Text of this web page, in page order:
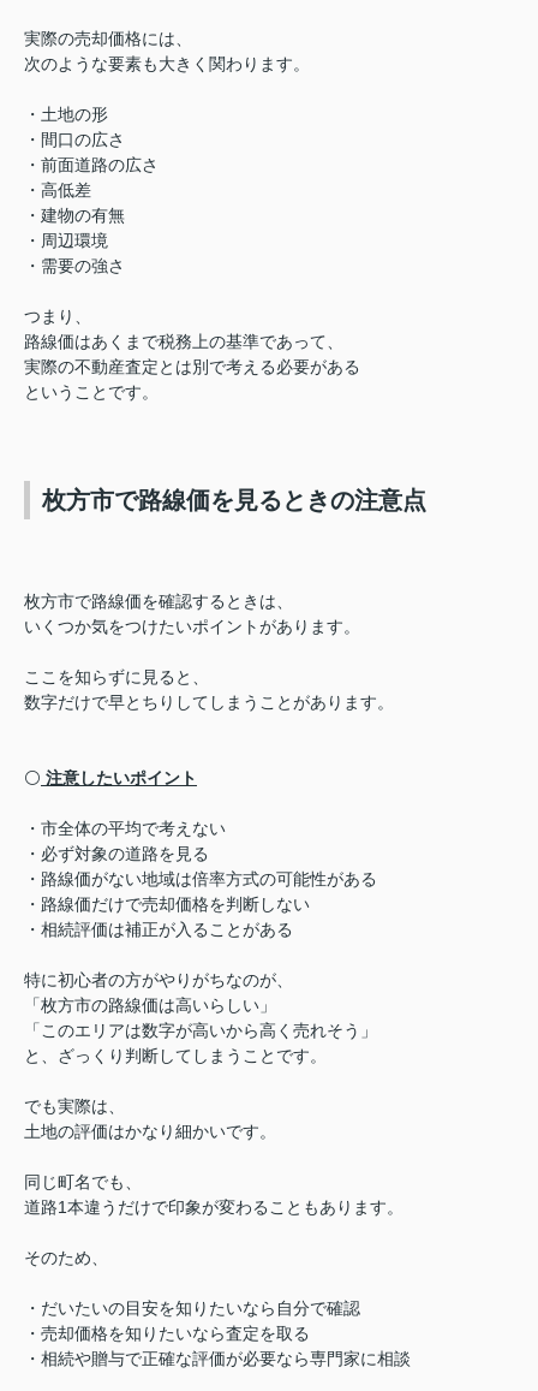
実際の売却価格には、
次のような要素も大きく関わります。
・土地の形
・間口の広さ
・前面道路の広さ
・高低差
・建物の有無
・周辺環境
・需要の強さ
つまり、
路線価はあくまで税務上の基準であって、
実際の不動産査定とは別で考える必要がある
ということです。
枚方市で路線価を見るときの注意点
枚方市で路線価を確認するときは、
いくつか気をつけたいポイントがあります。
ここを知らずに見ると、
数字だけで早とちりしてしまうことがあります。
⚪️ 注意したいポイント
・市全体の平均で考えない
・必ず対象の道路を見る
・路線価がない地域は倍率方式の可能性がある
・路線価だけで売却価格を判断しない
・相続評価は補正が入ることがある
特に初心者の方がやりがちなのが、
「枚方市の路線価は高いらしい」
「このエリアは数字が高いから高く売れそう」
と、ざっくり判断してしまうことです。
でも実際は、
土地の評価はかなり細かいです。
同じ町名でも、
道路1本違うだけで印象が変わることもあります。
そのため、
・だいたいの目安を知りたいなら自分で確認
・売却価格を知りたいなら査定を取る
・相続や贈与で正確な評価が必要なら専門家に相談